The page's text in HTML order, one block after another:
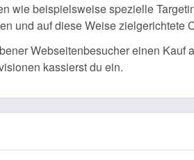
wie beispielsweise spezielle
und auf diese Weise zielgerichtete
Webseitenbesucher einen Kauf
kassierst du ein.